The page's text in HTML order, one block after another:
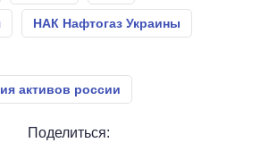
НАК Нафтогаз Украины
активов россии
Поделиться: